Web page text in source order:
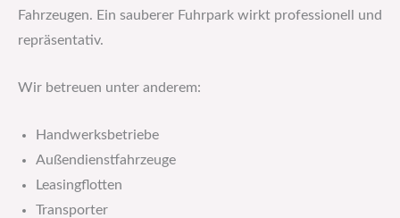
Fahrzeugen. Ein sauberer Fuhrpark wirkt professionell und
repräsentativ.
Wir betreuen unter anderem:
Handwerksbetriebe
Außendienstfahrzeuge
Leasingflotten
Transporter